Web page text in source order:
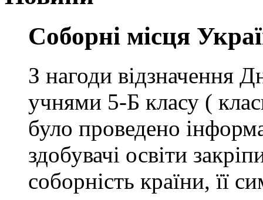
Соборні місця
З нагоди відзначення
учнями 5-Б класу (
було проведено
здобувачі освіти
соборність країни, її